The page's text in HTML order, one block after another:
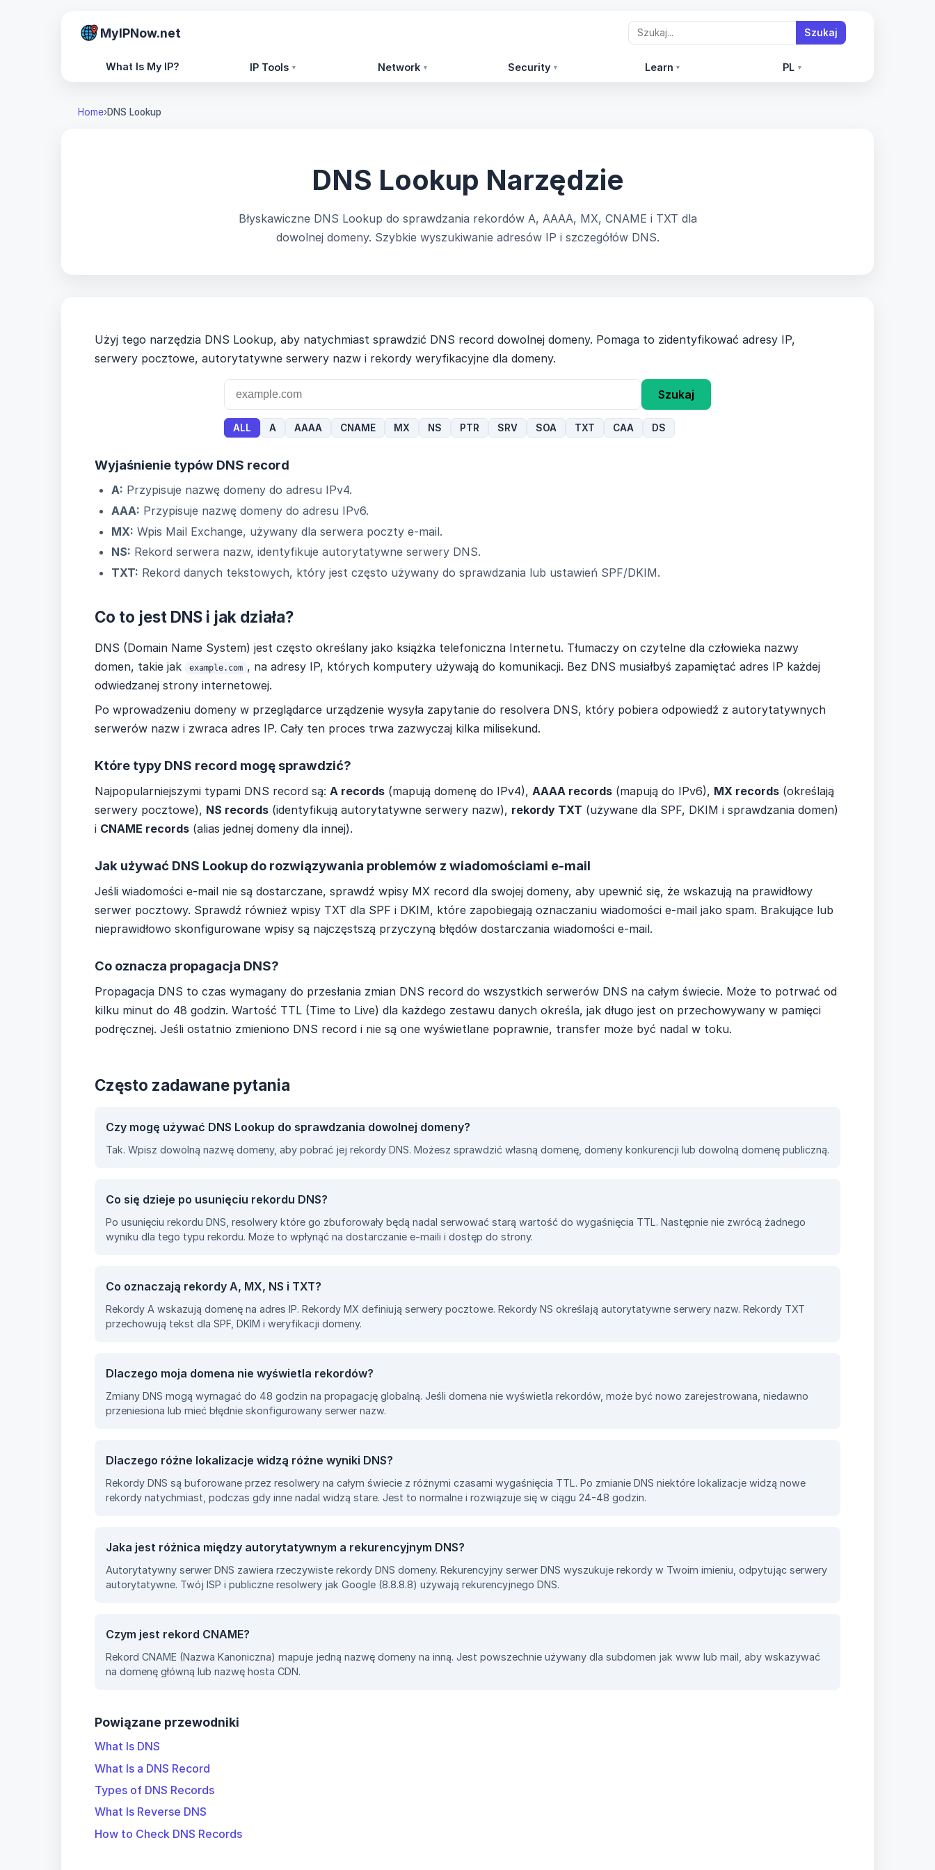
MyIPNow.net Szukaj
What Is My IP? IP Tools ▾ Network ▾ Security ▾ Learn ▾ PL ▾
Home DNS Lookup
DNS Lookup Narzędzie
Błyskawiczne DNS Lookup do sprawdzania rekordów A, AAAA, MX, CNAME i TXT dla
dowolnej domeny. Szybkie wyszukiwanie adresów IP i szczegółów DNS.
Użyj tego narzędzia DNS Lookup, aby natychmiast sprawdzić DNS record dowolnej domeny. Pomaga to zidentyfikować adresy IP,
serwery pocztowe, autorytatywne serwery nazw i rekordy weryfikacyjne dla domeny.
Szukaj
ALL A AAAA CNAME MX NS PTR SRV SOA TXT CAA DS
Domain
Record Type
Result Count
First Result
Wyjaśnienie typów DNS record
A: Przypisuje nazwę domeny do adresu IPv4.
AAA: Przypisuje nazwę domeny do adresu IPv6.
MX: Wpis Mail Exchange, używany dla serwera poczty e-mail.
NS: Rekord serwera nazw, identyfikuje autorytatywne serwery DNS.
TXT: Rekord danych tekstowych, który jest często używany do sprawdzania lub ustawień SPF/DKIM.
Co to jest DNS i jak działa?
DNS (Domain Name System) jest często określany jako książka telefoniczna Internetu. Tłumaczy on czytelne dla człowieka nazwy
domen, takie jak
example.com , na adresy IP, których komputery używają do komunikacji. Bez DNS musiałbyś zapamiętać adres IP każdej
odwiedzanej strony internetowej.
Po wprowadzeniu domeny w przeglądarce urządzenie wysyła zapytanie do resolvera DNS, który pobiera odpowiedź z autorytatywnych
serwerów nazw i zwraca adres IP. Cały ten proces trwa zazwyczaj kilka milisekund.
Które typy DNS record mogę sprawdzić?
Najpopularniejszymi typami DNS record są: A records (mapują domenę do IPv4), AAAA records (mapują do IPv6), MX records (określają
serwery pocztowe), NS records (identyfikują autorytatywne serwery nazw), rekordy TXT (używane dla SPF, DKIM i sprawdzania domen)
i CNAME records (alias jednej domeny dla innej).
Jak używać DNS Lookup do rozwiązywania problemów z wiadomościami e-mail
Jeśli wiadomości e-mail nie są dostarczane, sprawdź wpisy MX record dla swojej domeny, aby upewnić się, że wskazują na prawidłowy
serwer pocztowy. Sprawdź również wpisy TXT dla SPF i DKIM, które zapobiegają oznaczaniu wiadomości e-mail jako spam. Brakujące lub
nieprawidłowo skonfigurowane wpisy są najczęstszą przyczyną błędów dostarczania wiadomości e-mail.
Co oznacza propagacja DNS?
Propagacja DNS to czas wymagany do przesłania zmian DNS record do wszystkich serwerów DNS na całym świecie. Może to potrwać od
kilku minut do 48 godzin. Wartość TTL (Time to Live) dla każdego zestawu danych określa, jak długo jest on przechowywany w pamięci
podręcznej. Jeśli ostatnio zmieniono DNS record i nie są one wyświetlane poprawnie, transfer może być nadal w toku.
Często zadawane pytania
Czy mogę używać DNS Lookup do sprawdzania dowolnej domeny?
Tak. Wpisz dowolną nazwę domeny, aby pobrać jej rekordy DNS. Możesz sprawdzić własną domenę, domeny konkurencji lub dowolną domenę publiczną.
Co się dzieje po usunięciu rekordu DNS?
Po usunięciu rekordu DNS, resolwery które go zbuforowały będą nadal serwować starą wartość do wygaśnięcia TTL. Następnie nie zwrócą żadnego
wyniku dla tego typu rekordu. Może to wpłynąć na dostarczanie e-maili i dostęp do strony.
Co oznaczają rekordy A, MX, NS i TXT?
Rekordy A wskazują domenę na adres IP. Rekordy MX definiują serwery pocztowe. Rekordy NS określają autorytatywne serwery nazw. Rekordy TXT
przechowują tekst dla SPF, DKIM i weryfikacji domeny.
Dlaczego moja domena nie wyświetla rekordów?
Zmiany DNS mogą wymagać do 48 godzin na propagację globalną. Jeśli domena nie wyświetla rekordów, może być nowo zarejestrowana, niedawno
przeniesiona lub mieć błędnie skonfigurowany serwer nazw.
Dlaczego różne lokalizacje widzą różne wyniki DNS?
Rekordy DNS są buforowane przez resolwery na całym świecie z różnymi czasami wygaśnięcia TTL. Po zmianie DNS niektóre lokalizacje widzą nowe
rekordy natychmiast, podczas gdy inne nadal widzą stare. Jest to normalne i rozwiązuje się w ciągu 24-48 godzin.
Jaka jest różnica między autorytatywnym a rekurencyjnym DNS?
Autorytatywny serwer DNS zawiera rzeczywiste rekordy DNS domeny. Rekurencyjny serwer DNS wyszukuje rekordy w Twoim imieniu, odpytując serwery
autorytatywne. Twój ISP i publiczne resolwery jak Google (8.8.8.8) używają rekurencyjnego DNS.
Czym jest rekord CNAME?
Rekord CNAME (Nazwa Kanoniczna) mapuje jedną nazwę domeny na inną. Jest powszechnie używany dla subdomen jak www lub mail, aby wskazywać
na domenę główną lub nazwę hosta CDN.
Powiązane przewodniki
What Is DNS
What Is a DNS Record
Types of DNS Records
What Is Reverse DNS
How to Check DNS Records